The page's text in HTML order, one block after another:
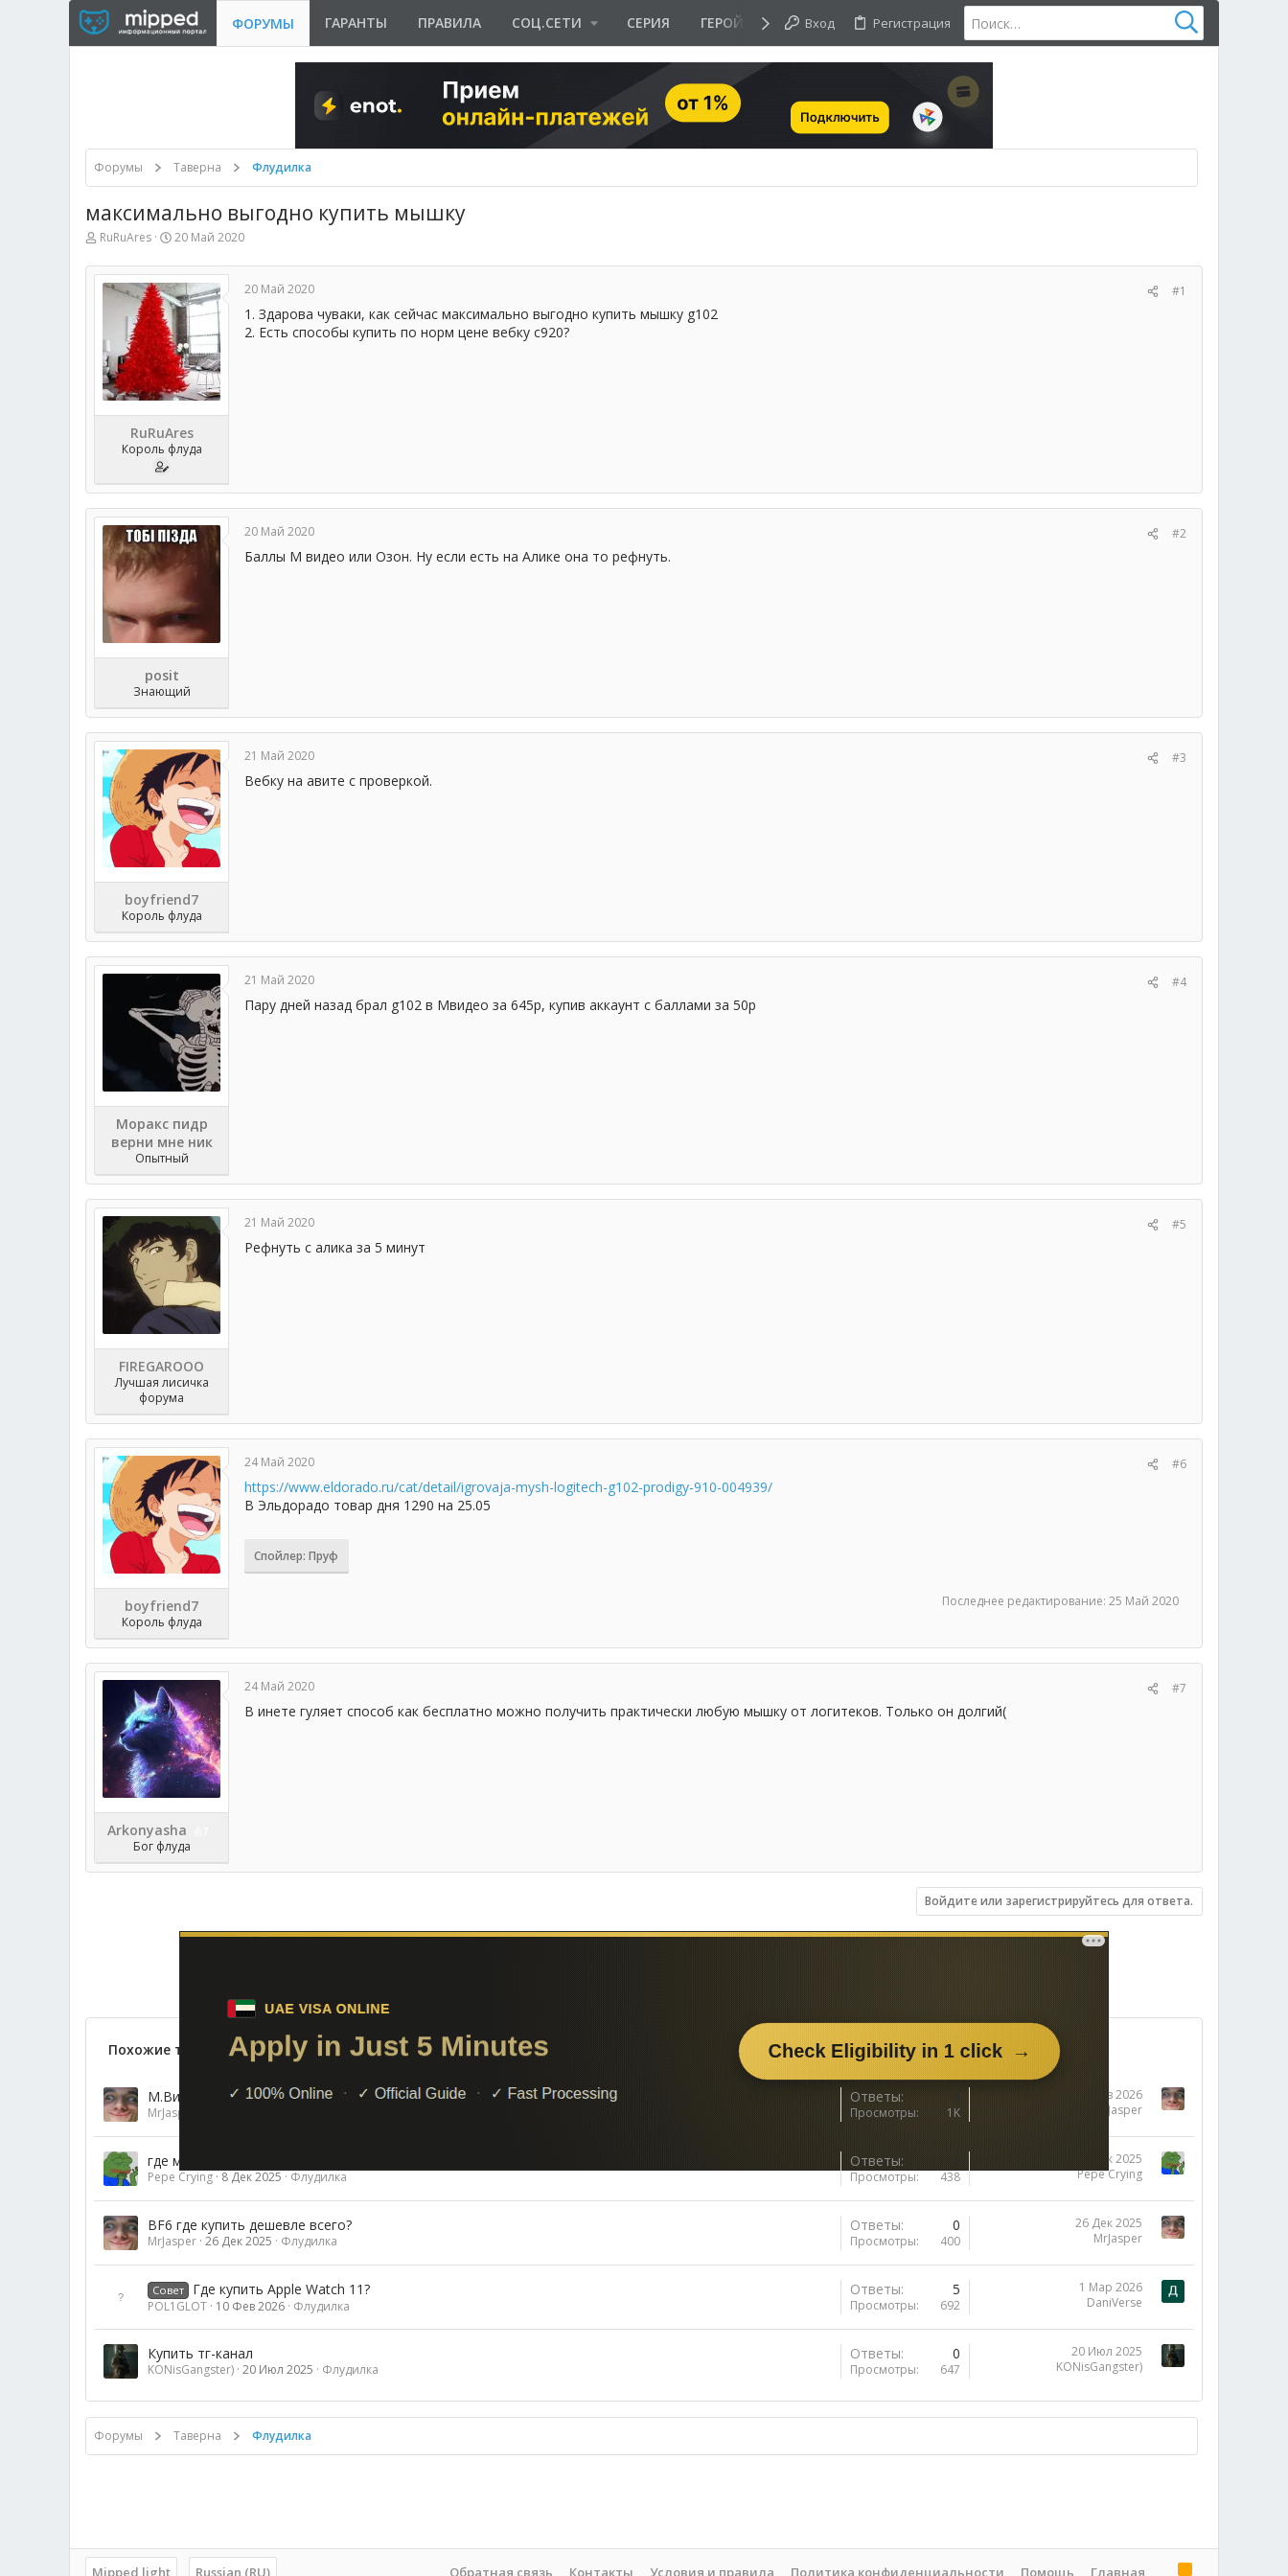
ФОРУМЫ ГАРАНТЫ ПРАВИЛА СОЦ.СЕТИ СЕРИЯ ГЕРОЙ ДНЯ Вход Регистрация
Форумы Таверна Флудилка
максимально выгодно купить мышку
А
т
о
м
ы
RuRuAres
Д
т
а
н
а
ч
а
л
а
20 Май 2020
RuRuAres
Король флуда
20 Май 2020 #1
1. Здарова чуваки, как сейчас максимально выгодно купить мышку g102
2. Есть способы купить по норм цене вебку c920?
posit
Знающий
20 Май 2020 #2
Баллы М видео или Озон. Ну если есть на Алике она то рефнуть.
boyfriend7
Король флуда
21 Май 2020 #3
Вебку на авите с проверкой.
Моракс пидр
верни мне ник
Опытный
21 Май 2020 #4
Пару дней назад брал g102 в Мвидео за 645р, купив аккаунт с баллами за 50р
FIREGAROOO
Лучшая лисичка
форума
21 Май 2020 #5
Рефнуть с алика за 5 минут
boyfriend7
Король флуда
24 Май 2020 #6
https://www.eldorado.ru/cat/detail/igrovaja-mysh-logitech-g102-prodigy-910-004939/
В Эльдорадо товар дня 1290 на 25.05
Спойлер: Пруф
Последнее редактирование: 25 Май 2020
Arkonyasha
Бог флуда
24 Май 2020 #7
В инете гуляет способ как бесплатно можно получить практически любую мышку от логитеков. Только он долгий(
Войдите или зарегистрируйтесь для ответа.
Похожие темы
М.Видео, нужно купить холодильник. Как выгодней?
MrJasper
Ответы
Просмотры 1K
30 Янв 2026
MrJasper
где можно купить промокод гуглплей?
Pepe Crying 8 Дек 2025 Флудилка
Ответы
Просмотры 438
8 Дек 2025
Pepe Crying
BF6 где купить дешевле всего?
MrJasper 26 Дек 2025 Флудилка
Ответы 0
Просмотры 400
26 Дек 2025
MrJasper
Совет Где купить Apple Watch 11?
POL1GLOT 10 Фев 2026 Флудилка
Ответы 5
Просмотры 692
1 Мар 2026
DaniVerse
Купить тг-канал
KONisGangster) 20 Июл 2025 Флудилка
Ответы 0
Просмотры 647
20 Июл 2025
KONisGangster)
Форумы Таверна Флудилка
Mipped light Russian (RU) Обратная связь Контакты Условия и правила Политика конфиденциальности Помощь Главная
R